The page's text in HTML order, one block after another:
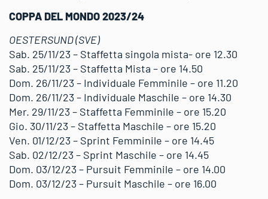
COPPA DEL MONDO 2023/24
OESTERSUND (SVE)
Sab. 25/11/23 – Staffetta singola mista- ore 12.30
Sab. 25/11/23 – Staffetta Mista – ore 14.50
Dom. 26/11/23 – Individuale Femminile – ore 11.20
Dom. 26/11/23 – Individuale Maschile – ore 14.30
Mer. 29/11/23 – Staffetta Femminile – ore 15.20
Gio. 30/11/23 – Staffetta Maschile – ore 15.20
Ven. 01/12/23 – Sprint Femminile – ore 14.45
Sab. 02/12/23 – Sprint Maschile – ore 14.45
Dom. 03/12/23 – Pursuit Femminile – ore 14.00
Dom. 03/12/23 – Pursuit Maschile – ore 16.00